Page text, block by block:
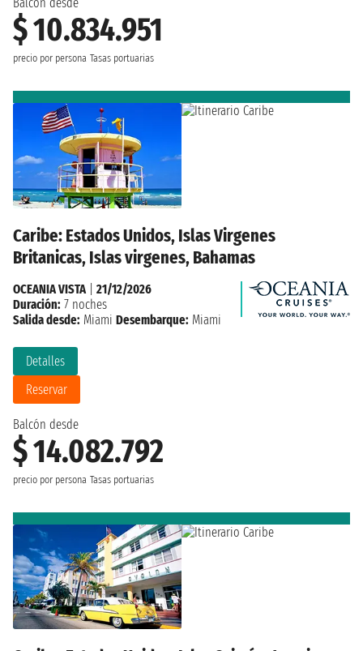
$ 10.834.951
precio por persona Tasas portuarias
Caribe: Estados Unidos, Islas Virgenes
Britanicas, Islas virgenes, Bahamas
Balcón desde
$ 14.082.792
precio por persona Tasas portuarias
Detalles
Reservar
OCEANIA VISTA
21/12/2026
Duración: 7 noches
Salida desde: Miami Desembarque: Miami